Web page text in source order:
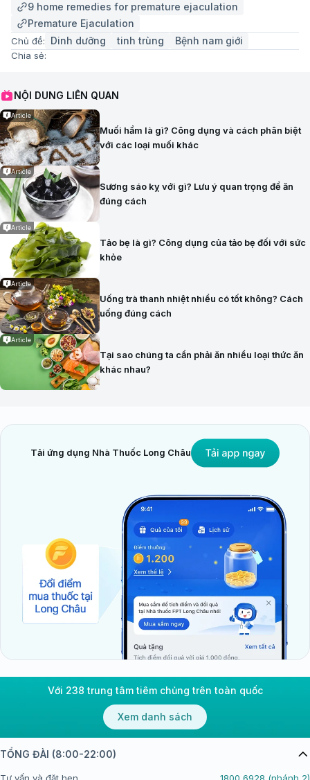
9 home remedies for premature ejaculation
Premature Ejaculation
Chủ đề: Dinh dưỡng tinh trùng Bệnh nam giới
Chia sẻ:
NỘI DUNG LIÊN QUAN
Article
Muối hầm là gì? Công dụng và cách phân biệt
với các loại muối khác
Article
Sương sáo kỵ với gì? Lưu ý quan trọng để ăn
đúng cách
Article
Tảo bẹ là gì? Công dụng của tảo bẹ đối với sức
khỏe
Article
Uống trà thanh nhiệt nhiều có tốt không? Cách
uống đúng cách
Article
Tại sao chúng ta cần phải ăn nhiều loại thức ăn
khác nhau?
Tải ứng dụng Nhà Thuốc Long Châu
Với 238 trung tâm tiêm chủng trên toàn quốc
Xem danh sách
TỔNG ĐÀI (8:00-22:00)
Tư vấn và đặt hẹn
1800 6928 (nhánh 2)